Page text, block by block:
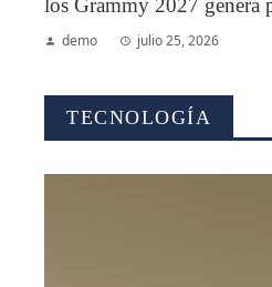
los Grammy 2027 genera
demo julio 25, 2026
TECNOLOGÍA